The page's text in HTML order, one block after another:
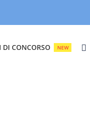
DI CONCORSO NEW